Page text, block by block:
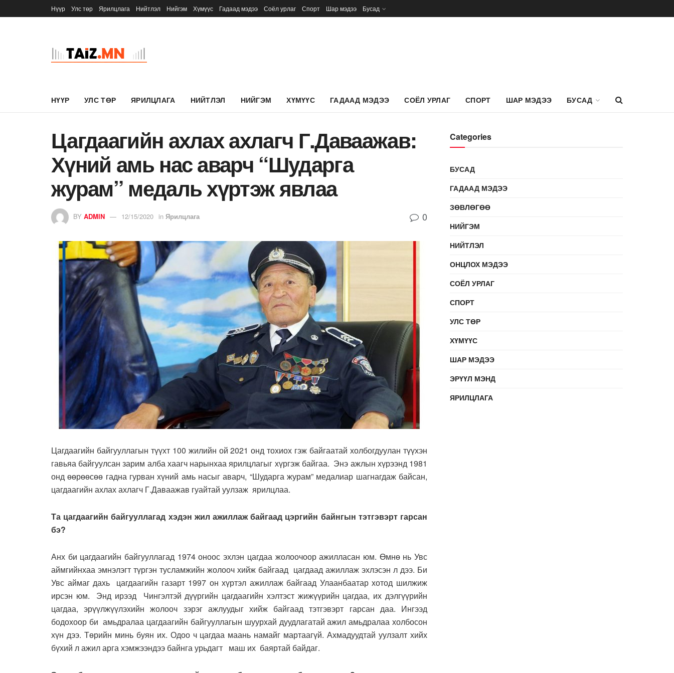
Нүүр Улс төр Ярилцлага Нийтлэл Нийгэм Хүмүүс Гадаад мэдээ Соёл урлаг Спорт Шар мэдээ Бусад
НҮҮР УЛС ТӨР ЯРИЛЦЛАГА НИЙТЛЭЛ НИЙГЭМ ХҮМҮҮС ГАДААД МЭДЭЭ СОЁЛ УРЛАГ СПОРТ ШАР МЭДЭЭ БУСАД
Цагдаагийн ахлах ахлагч Г.Даваажав:
Хүний амь нас аварч “Шударга
журам” медаль хүртэж явлаа
BY ADMIN 12/15/2020 in Ярилцлага 0
Цагдаагийн байгууллагын түүхт 100 жилийн ой 2021 онд тохиох гэж байгаатай холбогдуулан түүхэн
гавьяа байгуулсан зарим алба хаагч нарынхаа ярилцлагыг хүргэж байгаа. Энэ ажлын хүрээнд 1981
онд өөрөөсөө гадна гурван хүний амь насыг аварч, “Шударга журам” медалиар шагнагдаж байсан,
цагдаагийн ахлах ахлагч Г.Даваажав гуайтай уулзаж ярилцлаа.
Та цагдаагийн байгууллагад хэдэн жил ажиллаж байгаад цэргийн байнгын тэтгэвэрт гарсан
бэ?
Анх би цагдаагийн байгууллагад 1974 оноос эхлэн цагдаа жолоочоор ажилласан юм. Өмнө нь Увс
аймгийнхаа эмнэлэгт түргэн тусламжийн жолооч хийж байгаад цагдаад ажиллаж эхлэсэн л дээ. Би
Увс аймаг дахь цагдаагийн газарт 1997 он хүртэл ажиллаж байгаад Улаанбаатар хотод шилжиж
ирсэн юм. Энд ирээд Чингэлтэй дүүргийн цагдаагийн хэлтэст жижүүрийн цагдаа, их дэлгүүрийн
цагдаа, эрүүлжүүлэхийн жолооч зэрэг ажлуудыг хийж байгаад тэтгэвэрт гарсан даа. Ингээд
бодохоор би амьдралаа цагдаагийн байгууллагын шуурхай дуудлагатай ажил амьдралаа холбосон
хүн дээ. Төрийн минь буян их. Одоо ч цагдаа маань намайг мартаагүй. Ахмадуудтай уулзалт хийх
бүхий л ажил арга хэмжээндээ байнга урьдагт маш их баяртай байдаг.
Categories
БУСАД
ГАДААД МЭДЭЭ
ЗӨВЛӨГӨӨ
НИЙГЭМ
НИЙТЛЭЛ
ОНЦЛОХ МЭДЭЭ
СОЁЛ УРЛАГ
СПОРТ
УЛС ТӨР
ХҮМҮҮС
ШАР МЭДЭЭ
ЭРҮҮЛ МЭНД
ЯРИЛЦЛАГА